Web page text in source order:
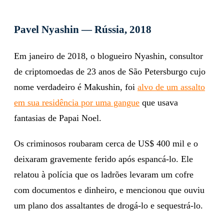
Pavel Nyashin — Rússia, 2018
Em janeiro de 2018, o blogueiro Nyashin, consultor
de criptomoedas de 23 anos de São Petersburgo cujo
nome verdadeiro é Makushin, foi alvo de um assalto
em sua residência por uma gangue que usava
fantasias de Papai Noel.
Os criminosos roubaram cerca de US$ 400 mil e o
deixaram gravemente ferido após espancá-lo. Ele
relatou à polícia que os ladrões levaram um cofre
com documentos e dinheiro, e mencionou que ouviu
um plano dos assaltantes de drogá-lo e sequestrá-lo.